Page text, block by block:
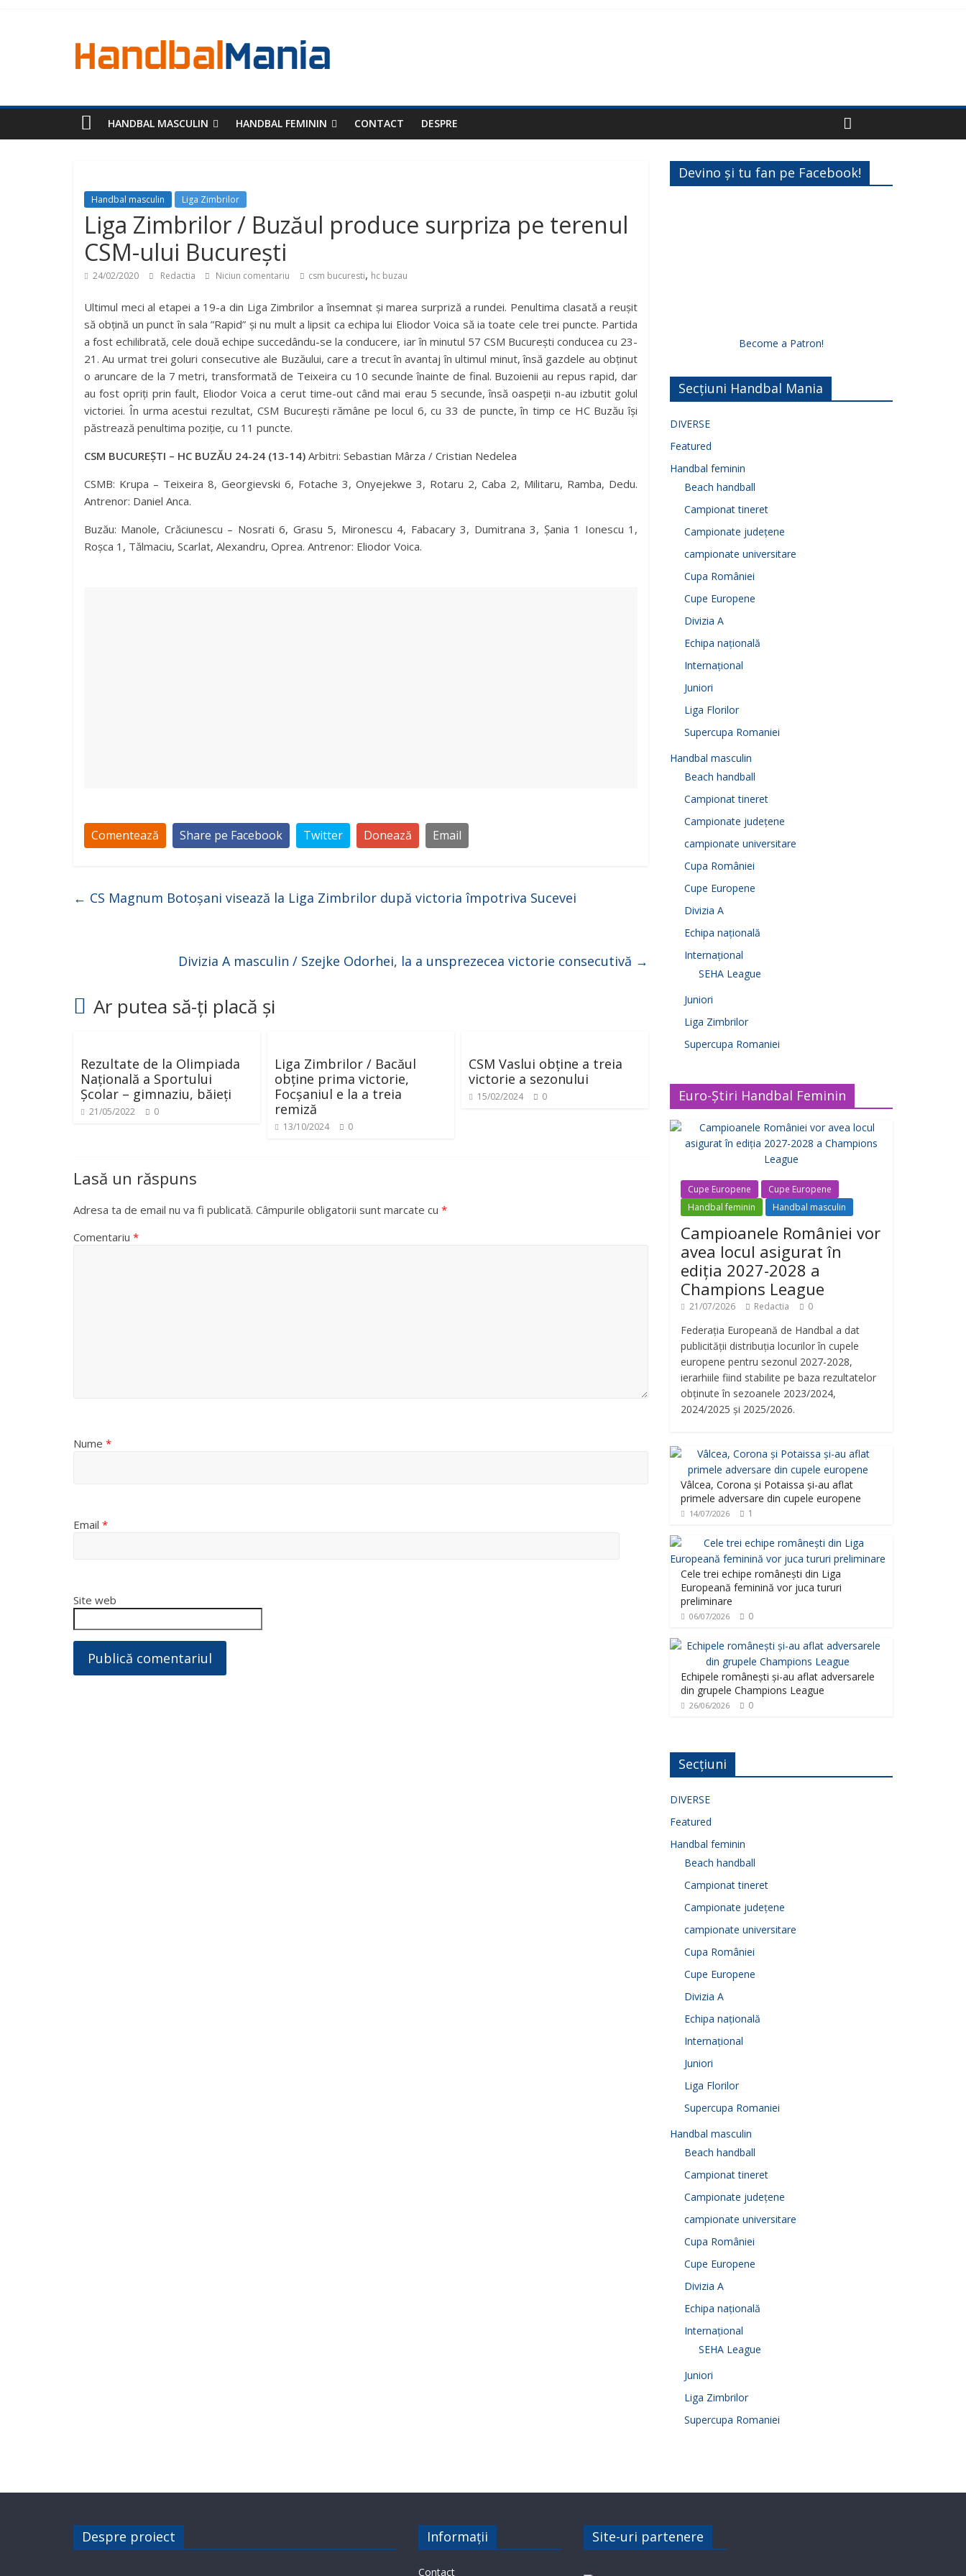
HANDBAL MASCULIN HANDBAL FEMININ CONTACT DESPRE
Handbal masculin Liga Zimbrilor
Liga Zimbrilor / Buzăul produce surpriza pe terenul
CSM-ului București
24/02/2020 Redactia Niciun comentariu csm bucuresti, hc buzau
Ultimul meci al etapei a 19-a din Liga Zimbrilor a însemnat și marea surpriză a rundei. Penultima clasată a reușit
să obțină un punct în sala ”Rapid” și nu mult a lipsit ca echipa lui Eliodor Voica să ia toate cele trei puncte. Partida
a fost echilibrată, cele două echipe succedându-se la conducere, iar în minutul 57 CSM București conducea cu 23-
21. Au urmat trei goluri consecutive ale Buzăului, care a trecut în avantaj în ultimul minut, însă gazdele au obținut
o aruncare de la 7 metri, transformată de Teixeira cu 10 secunde înainte de final. Buzoienii au repus rapid, dar
au fost opriți prin fault, Eliodor Voica a cerut time-out când mai erau 5 secunde, însă oaspeții n-au izbutit golul
victoriei. În urma acestui rezultat, CSM București rămâne pe locul 6, cu 33 de puncte, în timp ce HC Buzău își
păstrează penultima poziție, cu 11 puncte.
CSM BUCUREȘTI – HC BUZĂU 24-24 (13-14) Arbitri: Sebastian Mârza / Cristian Nedelea
CSMB: Krupa – Teixeira 8, Georgievski 6, Fotache 3, Onyejekwe 3, Rotaru 2, Caba 2, Militaru, Ramba, Dedu.
Antrenor: Daniel Anca.
Buzău: Manole, Crăciunescu – Nosrati 6, Grasu 5, Mironescu 4, Fabacary 3, Dumitrana 3, Șania 1 Ionescu 1,
Roșca 1, Tălmaciu, Scarlat, Alexandru, Oprea. Antrenor: Eliodor Voica.
Comentează Share pe Facebook Twitter Donează Email
← CS Magnum Botoșani visează la Liga Zimbrilor după victoria împotriva Sucevei
Divizia A masculin / Szejke Odorhei, la a unsprezecea victorie consecutivă →
Ar putea să-ți placă și
Rezultate de la Olimpiada
Națională a Sportului
Școlar – gimnaziu, băieți
21/05/2022 0
Liga Zimbrilor / Bacăul
obține prima victorie,
Focșaniul e la a treia
remiză
13/10/2024 0
CSM Vaslui obține a treia
victorie a sezonului
15/02/2024 0
Lasă un răspuns
Adresa ta de email nu va fi publicată. Câmpurile obligatorii sunt marcate cu *
Comentariu *
Nume *
Email *
Site web
Devino și tu fan pe Facebook!
Become a Patron!
Secțiuni Handbal Mania
DIVERSE
Featured
Handbal feminin
Beach handball
Campionat tineret
Campionate județene
campionate universitare
Cupa României
Cupe Europene
Divizia A
Echipa națională
Internațional
Juniori
Liga Florilor
Supercupa Romaniei
Handbal masculin
Beach handball
Campionat tineret
Campionate județene
campionate universitare
Cupa României
Cupe Europene
Divizia A
Echipa națională
Internațional
SEHA League
Juniori
Liga Zimbrilor
Supercupa Romaniei
Euro-Știri Handbal Feminin
Cupe Europene
Cupe Europene
Handbal feminin
Handbal masculin
Campioanele României vor
avea locul asigurat în
ediția 2027-2028 a
Champions League
21/07/2026 Redactia 0
Federația Europeană de Handbal a dat
publicității distribuția locurilor în cupele
europene pentru sezonul 2027-2028,
ierarhiile fiind stabilite pe baza rezultatelor
obținute în sezoanele 2023/2024,
2024/2025 și 2025/2026.
Vâlcea, Corona și Potaissa și-au aflat
primele adversare din cupele europene
14/07/2026 1
Cele trei echipe românești din Liga
Europeană feminină vor juca tururi
preliminare
06/07/2026 0
Echipele românești și-au aflat adversarele
din grupele Champions League
26/06/2026 0
Secțiuni
DIVERSE
Featured
Handbal feminin
Beach handball
Campionat tineret
Campionate județene
campionate universitare
Cupa României
Cupe Europene
Divizia A
Echipa națională
Internațional
Juniori
Liga Florilor
Supercupa Romaniei
Handbal masculin
Beach handball
Campionat tineret
Campionate județene
campionate universitare
Cupa României
Cupe Europene
Divizia A
Echipa națională
Internațional
SEHA League
Juniori
Liga Zimbrilor
Supercupa Romaniei
Despre proiect Informații
Contact
Site-uri partenere